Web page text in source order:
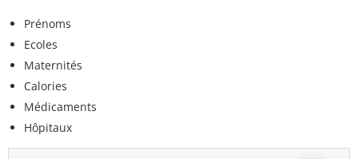
Prénoms
Ecoles
Maternités
Calories
Médicaments
Hôpitaux